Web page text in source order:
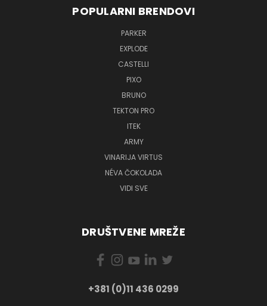
POPULARNI BRENDOVI
PARKER
EXPLODE
CASTELLI
PIXO
BRUNO
TEKTON PRO
ITEK
ARMY
VINARIJA VIRTUS
NÉVA ČOKOLADA
VIDI SVE
DRUŠTVENE MREŽE
+381 (0)11 436 0299